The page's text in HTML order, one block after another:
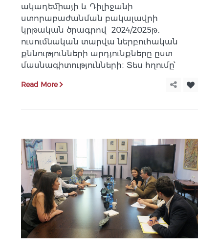
ակադեմիայի և Դիլիջանի
ստորաբաժանման բակալավրի
կրթական ծրագրով 2024/2025թ․
ուսումնական տարվա ներբուհական
քննությունների արդյունքները ըստ
մասնագիտությունների։ Տես հղումը՝
Read More